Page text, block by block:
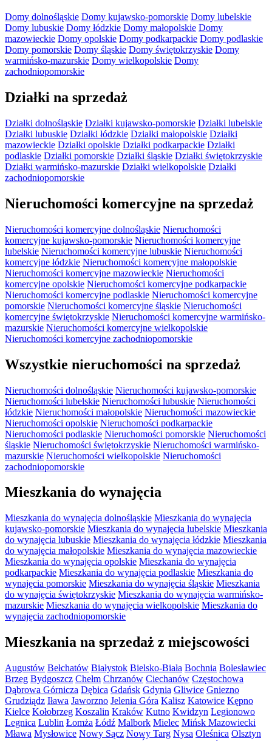
Domy dolnośląskie Domy kujawsko-pomorskie Domy lubelskie
Domy lubuskie Domy łódzkie Domy małopolskie Domy
mazowieckie Domy opolskie Domy podkarpackie Domy podlaskie
Domy pomorskie Domy śląskie Domy świętokrzyskie Domy
warmińsko-mazurskie Domy wielkopolskie Domy
zachodniopomorskie
Działki na sprzedaż
Działki dolnośląskie Działki kujawsko-pomorskie Działki lubelskie
Działki lubuskie Działki łódzkie Działki małopolskie Działki
mazowieckie Działki opolskie Działki podkarpackie Działki
podlaskie Działki pomorskie Działki śląskie Działki świętokrzyskie
Działki warmińsko-mazurskie Działki wielkopolskie Działki
zachodniopomorskie
Nieruchomości komercyjne na sprzedaż
Nieruchomości komercyjne dolnośląskie Nieruchomości
komercyjne kujawsko-pomorskie Nieruchomości komercyjne
lubelskie Nieruchomości komercyjne lubuskie Nieruchomości
komercyjne łódzkie Nieruchomości komercyjne małopolskie
Nieruchomości komercyjne mazowieckie Nieruchomości
komercyjne opolskie Nieruchomości komercyjne podkarpackie
Nieruchomości komercyjne podlaskie Nieruchomości komercyjne
pomorskie Nieruchomości komercyjne śląskie Nieruchomości
komercyjne świętokrzyskie Nieruchomości komercyjne warmińsko-
mazurskie Nieruchomości komercyjne wielkopolskie
Nieruchomości komercyjne zachodniopomorskie
Wszystkie nieruchomości na sprzedaż
Nieruchomości dolnośląskie Nieruchomości kujawsko-pomorskie
Nieruchomości lubelskie Nieruchomości lubuskie Nieruchomości
łódzkie Nieruchomości małopolskie Nieruchomości mazowieckie
Nieruchomości opolskie Nieruchomości podkarpackie
Nieruchomości podlaskie Nieruchomości pomorskie Nieruchomości
śląskie Nieruchomości świętokrzyskie Nieruchomości warmińsko-
mazurskie Nieruchomości wielkopolskie Nieruchomości
zachodniopomorskie
Mieszkania do wynajęcia
Mieszkania do wynajęcia dolnośląskie Mieszkania do wynajęcia
kujawsko-pomorskie Mieszkania do wynajęcia lubelskie Mieszkania
do wynajęcia lubuskie Mieszkania do wynajęcia łódzkie Mieszkania
do wynajęcia małopolskie Mieszkania do wynajęcia mazowieckie
Mieszkania do wynajęcia opolskie Mieszkania do wynajęcia
podkarpackie Mieszkania do wynajęcia podlaskie Mieszkania do
wynajęcia pomorskie Mieszkania do wynajęcia śląskie Mieszkania
do wynajęcia świętokrzyskie Mieszkania do wynajęcia warmińsko-
mazurskie Mieszkania do wynajęcia wielkopolskie Mieszkania do
wynajęcia zachodniopomorskie
Mieszkania na sprzedaż z miejscowości
Augustów Bełchatów Białystok Bielsko-Biała Bochnia Bolesławiec
Brzeg Bydgoszcz Chełm Chrzanów Ciechanów Częstochowa
Dąbrowa Górnicza Dębica Gdańsk Gdynia Gliwice Gniezno
Grudziądz Iława Jaworzno Jelenia Góra Kalisz Katowice Kępno
Kielce Kołobrzeg Koszalin Kraków Kutno Kwidzyn Legionowo
Legnica Lublin Łomża Łódź Malbork Mielec Mińsk Mazowiecki
Mława Mysłowice Nowy Sącz Nowy Targ Nysa Oleśnica Olsztyn